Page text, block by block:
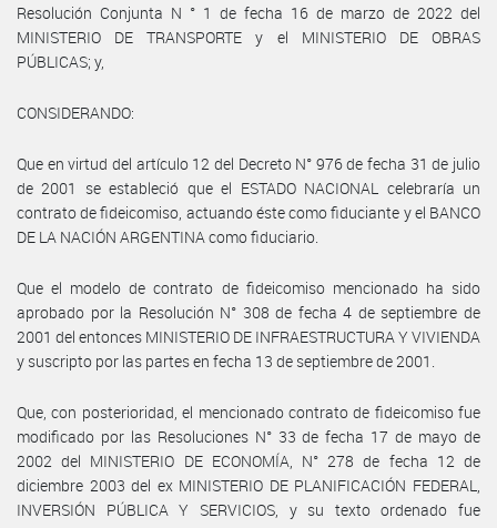
Resolución Conjunta N ° 1 de fecha 16 de marzo de 2022 del
MINISTERIO DE TRANSPORTE y el MINISTERIO DE OBRAS
PÚBLICAS; y,
CONSIDERANDO:
Que en virtud del artículo 12 del Decreto N° 976 de fecha 31 de julio
de 2001 se estableció que el ESTADO NACIONAL celebraría un
contrato de fideicomiso, actuando éste como fiduciante y el BANCO
DE LA NACIÓN ARGENTINA como fiduciario.
Que el modelo de contrato de fideicomiso mencionado ha sido
aprobado por la Resolución N° 308 de fecha 4 de septiembre de
2001 del entonces MINISTERIO DE INFRAESTRUCTURA Y VIVIENDA
y suscripto por las partes en fecha 13 de septiembre de 2001.
Que, con posterioridad, el mencionado contrato de fideicomiso fue
modificado por las Resoluciones N° 33 de fecha 17 de mayo de
2002 del MINISTERIO DE ECONOMÍA, N° 278 de fecha 12 de
diciembre 2003 del ex MINISTERIO DE PLANIFICACIÓN FEDERAL,
INVERSIÓN PÚBLICA Y SERVICIOS, y su texto ordenado fue